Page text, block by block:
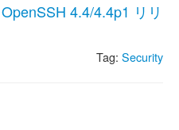
4.4/4.4p1 リリ
Tag: Security